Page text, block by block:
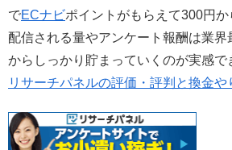
でECナビポイントがもらえて300円か
配信される量やアンケート報酬は業界
からしっかり貯まっていくのが実感で
リサーチパネルの評価・評判と換金や